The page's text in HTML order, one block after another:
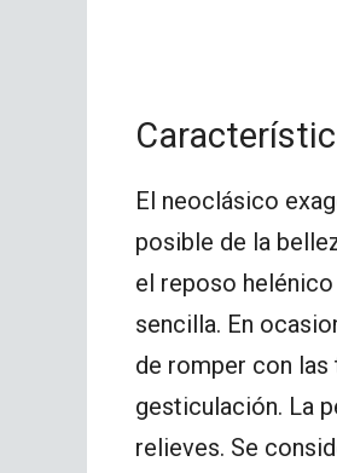
El neoclásico
posible de la
el reposo
sencilla. En
de romper con
gesticulación. La
relieves. Se